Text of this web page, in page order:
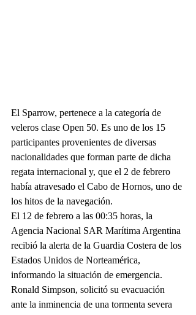
El Sparrow, pertenece a la categoría de
veleros clase Open 50. Es uno de los 15
participantes provenientes de diversas
nacionalidades que forman parte de dicha
regata internacional y, que el 2 de febrero
había atravesado el Cabo de Hornos, uno de
los hitos de la navegación.
El 12 de febrero a las 00:35 horas, la
Agencia Nacional SAR Marítima Argentina
recibió la alerta de la Guardia Costera de los
Estados Unidos de Norteamérica,
informando la situación de emergencia.
Ronald Simpson, solicitó su evacuación
ante la inminencia de una tormenta severa